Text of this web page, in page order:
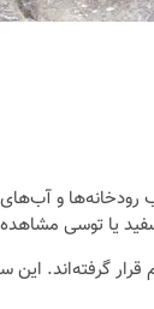
رودخانه‌ها و
یا توسی
گرفته‌اند.